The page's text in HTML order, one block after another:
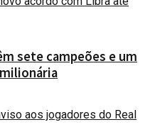
sete campeões e um